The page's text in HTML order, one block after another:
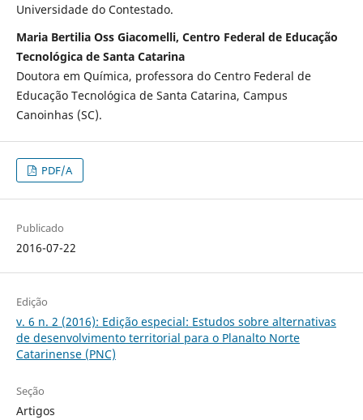
Universidade do Contestado.
Maria Bertilia Oss Giacomelli, Centro Federal de Educação
Tecnológica de Santa Catarina
Doutora em Química, professora do Centro Federal de
Educação Tecnológica de Santa Catarina, Campus
Canoinhas (SC).
PDF/A
Publicado
2016-07-22
Edição
v. 6 n. 2 (2016): Edição especial: Estudos sobre alternativas
de desenvolvimento territorial para o Planalto Norte
Catarinense (PNC)
Seção
Artigos